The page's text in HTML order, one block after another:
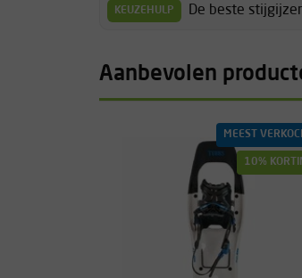
KEUZEHULP De beste
Aanbevolen
MEEST
10%